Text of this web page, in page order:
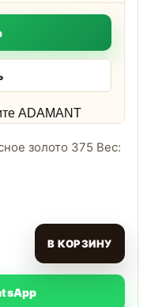
ADAMANT
золото 375 Вес:
В КОРЗИНУ